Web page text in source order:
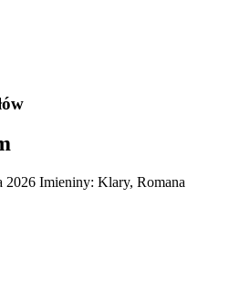
2026 Imieniny: Klary, Romana